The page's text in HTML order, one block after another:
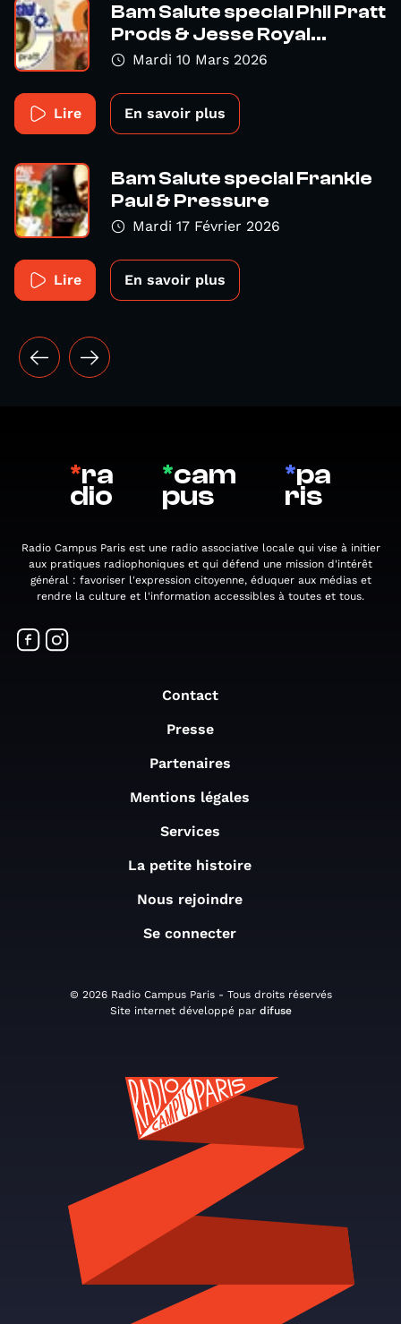
Bam Salute special Phil Pratt
Prods & Jesse Royal...
Mardi 10 Mars 2026
Lire En savoir plus
Bam Salute special Frankie
Paul & Pressure
Mardi 17 Février 2026
Lire En savoir plus
*ra
dio
*cam
pus
*pa
ris
Radio Campus Paris est une radio associative locale qui vise à initier
aux pratiques radiophoniques et qui défend une mission d'intérêt
général : favoriser l'expression citoyenne, éduquer aux médias et
rendre la culture et l'information accessibles à toutes et tous.
Contact
Presse
Partenaires
Mentions légales
Services
La petite histoire
Nous rejoindre
Se connecter
© 2026 Radio Campus Paris - Tous droits réservés
Site internet développé par difuse